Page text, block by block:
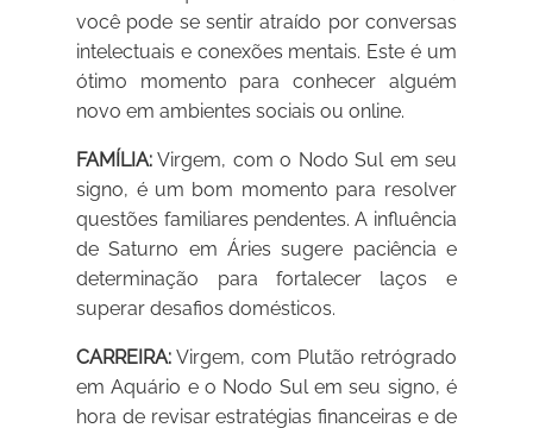
você pode se sentir atraído por conversas
intelectuais e conexões mentais. Este é um
ótimo momento para conhecer alguém
novo em ambientes sociais ou online.
FAMÍLIA: Virgem, com o Nodo Sul em seu
signo, é um bom momento para resolver
questões familiares pendentes. A influência
de Saturno em Áries sugere paciência e
determinação para fortalecer laços e
superar desafios domésticos.
CARREIRA: Virgem, com Plutão retrógrado
em Aquário e o Nodo Sul em seu signo, é
hora de revisar estratégias financeiras e de